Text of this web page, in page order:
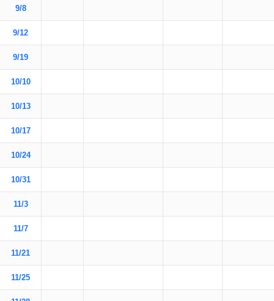
9/8
9/12
9/19
10/10
10/13
10/17
10/24
10/31
11/3
11/7
11/21
11/25